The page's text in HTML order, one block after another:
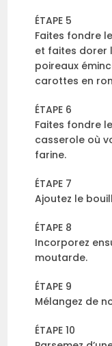
ÉTAPE 5
Faites fondre
et faites dorer
poireaux
carottes en
ÉTAPE 6
Faites fondre
casserole où
farine.
ÉTAPE 7
Ajoutez le
ÉTAPE 8
Incorporez
moutarde.
ÉTAPE 9
Mélangez de
ÉTAPE 10